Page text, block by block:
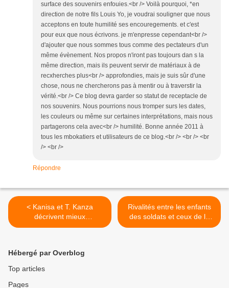
surface des souvenirs enfouies.<br /> Voilà pourquoi, *en
direction de notre fils Louis Yo, je voudrai souligner que nous
acceptons en toute humilité ses encouregements. et c'est
pour eux que nous écrivons. je m'enpresse cependant<br />
d'ajouter que nous sommes tous comme des pectateurs d'un
même évènement. Nos propos n'iront pas toujours dan s la
même direction, mais ils peuvent servir de matériaux à de
recxherches plus<br /> approfondies, mais je suis sûr d'une
chose, nous ne chercherons pas à mentir ou à traverstir la
vérité.<br /> Ce blog devra garder so statut de receptacle de
nos souvenirs. Nous pourrions nous tromper surs les dates,
les couleurs ou même sur certaines interprétations, mais nous
partagerons cela avec<br /> humilité. Bonne année 2011 à
tous les mbokatiers et utilisateurs de ce blog.<br /> <br /> <br
/> <br />
Répondre
< Kanisa et T. Kanza
décrivent mieux
"PAKADJUMA"
Rivalités entre les enfants
des soldats et ceux de la
cité >
Hébergé par Overblog
Top articles
Pages